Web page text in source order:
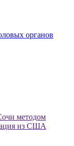
органов
методом
из США